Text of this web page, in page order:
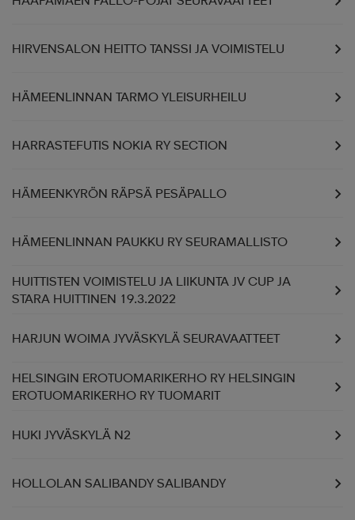
HIRVENSALON HEITTO TANSSI JA VOIMISTELU
HÄMEENLINNAN TARMO YLEISURHEILU
HARRASTEFUTIS NOKIA RY SECTION
HÄMEENKYRÖN RÄPSÄ PESÄPALLO
HÄMEENLINNAN PAUKKU RY SEURAMALLISTO
HUITTISTEN VOIMISTELU JA LIIKUNTA JV CUP JA
STARA HUITTINEN 19.3.2022
HARJUN WOIMA JYVÄSKYLÄ SEURAVAATTEET
HELSINGIN EROTUOMARIKERHO RY HELSINGIN
EROTUOMARIKERHO RY TUOMARIT
HUKI JYVÄSKYLÄ N2
HOLLOLAN SALIBANDY SALIBANDY